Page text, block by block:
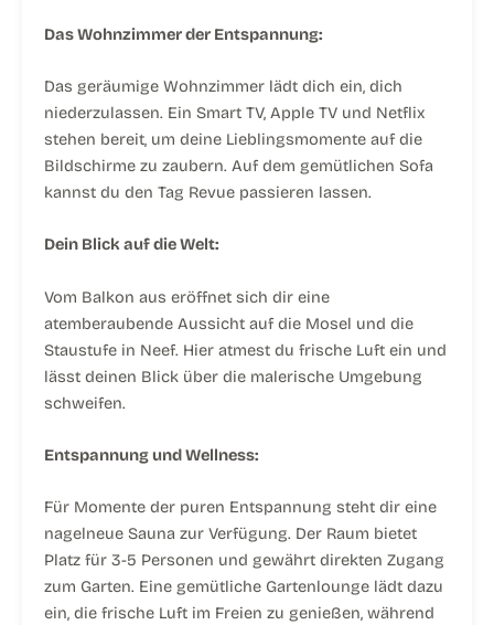
Das Wohnzimmer der Entspannung:
Das geräumige Wohnzimmer lädt dich ein, dich
niederzulassen. Ein Smart TV, Apple TV und Netflix
stehen bereit, um deine Lieblingsmomente auf die
Bildschirme zu zaubern. Auf dem gemütlichen Sofa
kannst du den Tag Revue passieren lassen.
Dein Blick auf die Welt:
Vom Balkon aus eröffnet sich dir eine
atemberaubende Aussicht auf die Mosel und die
Staustufe in Neef. Hier atmest du frische Luft ein und
lässt deinen Blick über die malerische Umgebung
schweifen.
Entspannung und Wellness:
Für Momente der puren Entspannung steht dir eine
nagelneue Sauna zur Verfügung. Der Raum bietet
Platz für 3-5 Personen und gewährt direkten Zugang
zum Garten. Eine gemütliche Gartenlounge lädt dazu
ein, die frische Luft im Freien zu genießen, während